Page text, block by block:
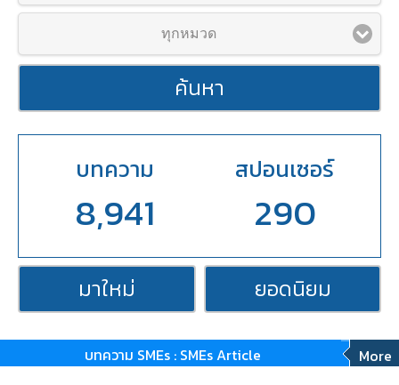
ทุกหมวด
ค้นหา
บทความ
8,941
สปอนเซอร์
290
มาใหม่ ยอดนิยม
บทความ SMEs : SMEs Article More